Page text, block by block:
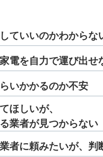
ていいのかわからな
電を自力で運び出せ
いかかるのか不安
ほしいが、
業者が見つからない
者に頼みたいが、判